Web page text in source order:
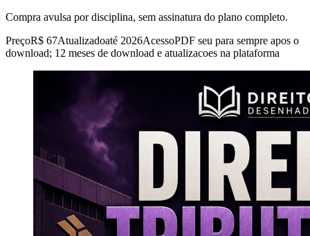
Compra avulsa por disciplina, sem assinatura do plano completo.
PreçoR$ 67Atualizadoaté 2026AcessoPDF seu para sempre apos o
download; 12 meses de download e atualizacoes na plataforma